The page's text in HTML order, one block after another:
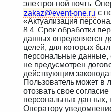
электронной почты
zakaz@event-one.ru с
«Актуализация
8.4. Срок обработки
данных определяется
целей, для которых
персональные данные,
не предусмотрен
действующим
Пользователь может в
отозвать свое
персональных данных,
Оператору